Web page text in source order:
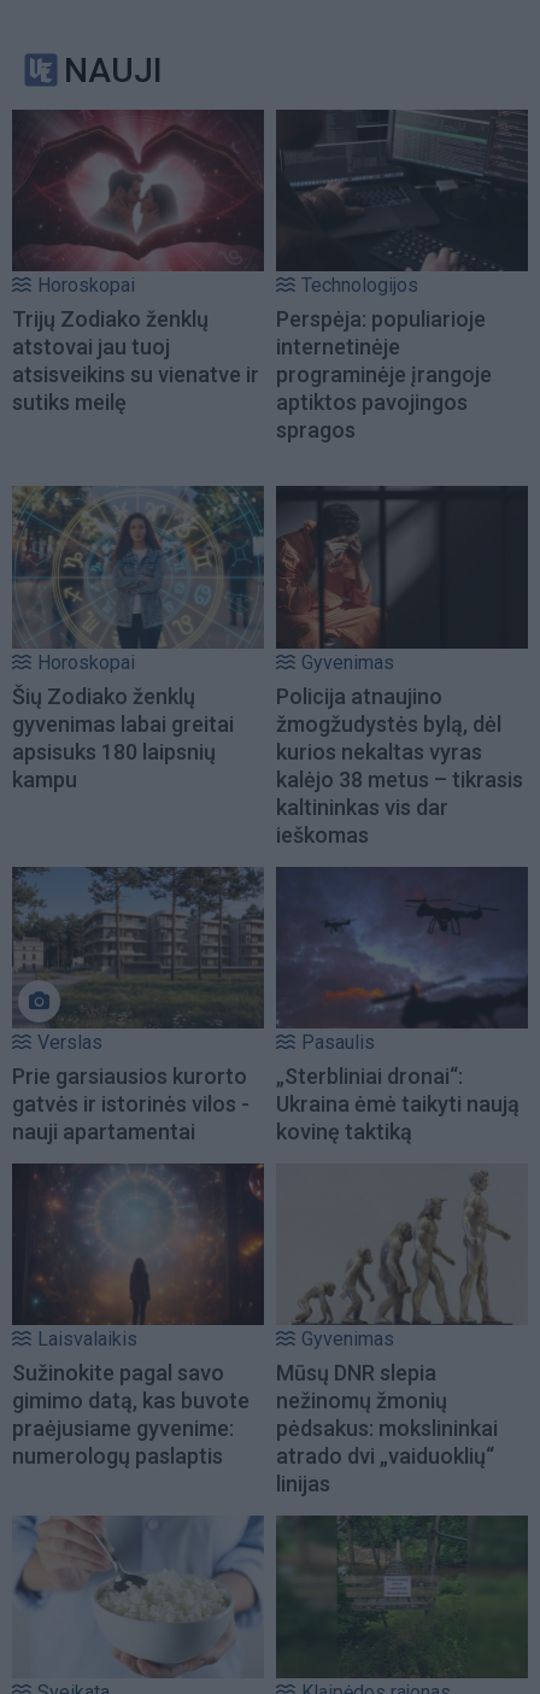
NAUJI
Horoskopai
Trijų Zodiako ženklų
atstovai jau tuoj
atsisveikins su vienatve ir
sutiks meilę
Technologijos
Perspėja: populiarioje
internetinėje
programinėje įrangoje
aptiktos pavojingos
spragos
Horoskopai
Šių Zodiako ženklų
gyvenimas labai greitai
apsisuks 180 laipsnių
kampu
Gyvenimas
Policija atnaujino
žmogžudystės bylą, dėl
kurios nekaltas vyras
kalėjo 38 metus – tikrasis
kaltininkas vis dar
ieškomas
Verslas
Prie garsiausios kurorto
gatvės ir istorinės vilos -
nauji apartamentai
Pasaulis
„Sterbliniai dronai“:
Ukraina ėmė taikyti naują
kovinę taktiką
Laisvalaikis
Sužinokite pagal savo
gimimo datą, kas buvote
praėjusiame gyvenime:
numerologų paslaptis
Gyvenimas
Mūsų DNR slepia
nežinomų žmonių
pėdsakus: mokslininkai
atrado dvi „vaiduoklių“
linijas